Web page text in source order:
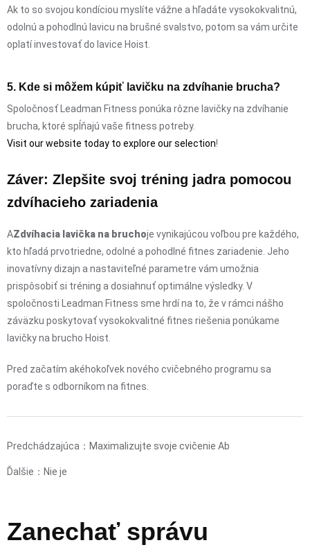
Ak to so svojou kondíciou myslíte vážne a hľadáte vysokokvalitnú,
odolnú a pohodlnú lavicu na brušné svalstvo, potom sa vám určite
oplatí investovať do lavice Hoist.
5. Kde si môžem kúpiť lavičku na zdvíhanie brucha?
Spoločnosť Leadman Fitness ponúka rôzne lavičky na zdvíhanie
brucha, ktoré spĺňajú vaše fitness potreby.
Visit our website today to explore our selection!
Záver: Zlepšite svoj tréning jadra pomocou
zdvíhacieho zariadenia
AZdvíhacia lavička na bruchoje vynikajúcou voľbou pre každého,
kto hľadá prvotriedne, odolné a pohodlné fitnes zariadenie. Jeho
inovatívny dizajn a nastaviteľné parametre vám umožnia
prispôsobiť si tréning a dosiahnuť optimálne výsledky. V
spoločnosti Leadman Fitness sme hrdí na to, že v rámci nášho
záväzku poskytovať vysokokvalitné fitnes riešenia ponúkame
lavičky na brucho Hoist.
Pred začatím akéhokoľvek nového cvičebného programu sa
poraďte s odborníkom na fitnes.
Predchádzajúca： Maximalizujte svoje cvičenie Ab
Ďalšie：Nie je
Zanechať správu